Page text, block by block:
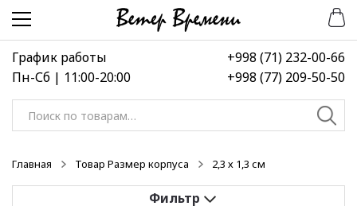
Перейти
навигации
Перейти
содержимому
График работы
Пн-Сб | 11:00-20:00
+998 (71) 232-00-66
+998 (77) 209-50-50
Искать:
Главная Товар Размер корпуса 2,3 х 1,3 см